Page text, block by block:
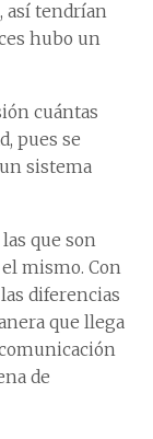
así tendrían
hubo un
cuántas
pues se
sistema
que son
mismo. Con
diferencias
que llega
de